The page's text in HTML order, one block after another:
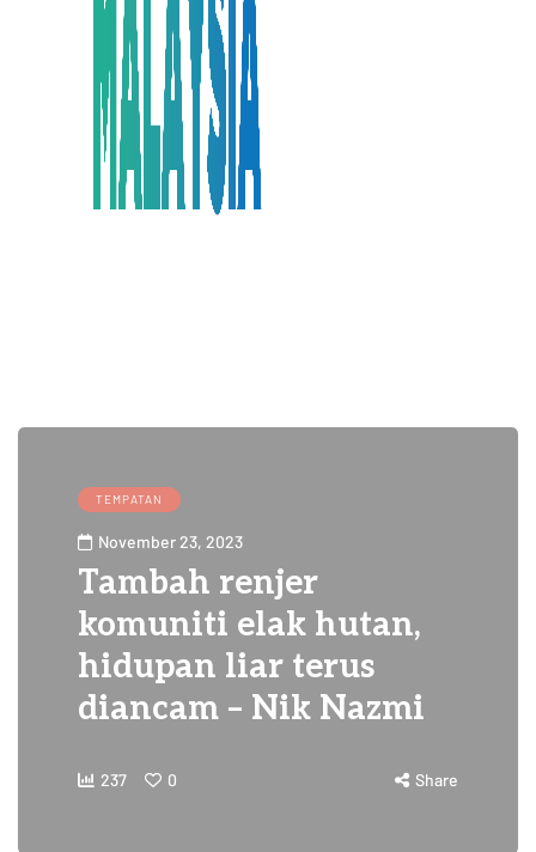
TEMPATAN
November 23, 2023
Tambah renjer
komuniti elak hutan,
hidupan liar terus
diancam – Nik Nazmi
237 0 Share